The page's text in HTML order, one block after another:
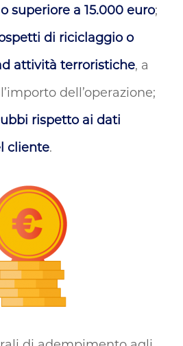
superiore a 15.000 euro;
di riciclaggio o
attività terroristiche, a
dell’operazione;
rispetto ai dati
cliente.